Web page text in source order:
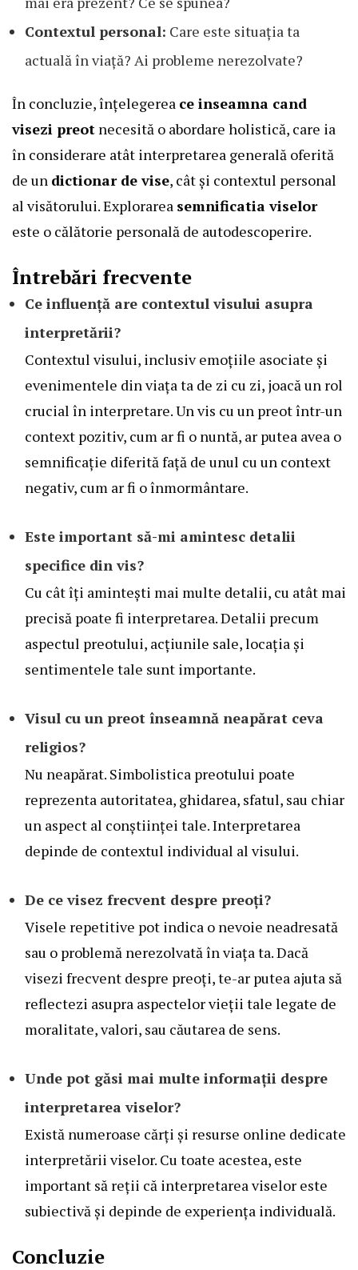
Contextul personal: Care este situația ta
actuală în viață? Ai probleme nerezolvate?
În concluzie, înțelegerea ce inseamna cand
visezi preot necesită o abordare holistică, care ia
în considerare atât interpretarea generală oferită
de un dictionar de vise, cât și contextul personal
al visătorului. Explorarea semnificatia viselor
este o călătorie personală de autodescoperire.
Întrebări frecvente
Ce influență are contextul visului asupra
interpretării?
Contextul visului, inclusiv emoțiile asociate și
evenimentele din viața ta de zi cu zi, joacă un rol
crucial în interpretare. Un vis cu un preot într-un
context pozitiv, cum ar fi o nuntă, ar putea avea o
semnificație diferită față de unul cu un context
negativ, cum ar fi o înmormântare.
Este important să-mi amintesc detalii
specifice din vis?
Cu cât îți amintești mai multe detalii, cu atât mai
precisă poate fi interpretarea. Detalii precum
aspectul preotului, acțiunile sale, locația și
sentimentele tale sunt importante.
Visul cu un preot înseamnă neapărat ceva
religios?
Nu neapărat. Simbolistica preotului poate
reprezenta autoritatea, ghidarea, sfatul, sau chiar
un aspect al conștiinței tale. Interpretarea
depinde de contextul individual al visului.
De ce visez frecvent despre preoți?
Visele repetitive pot indica o nevoie neadresată
sau o problemă nerezolvată în viața ta. Dacă
visezi frecvent despre preoți, te-ar putea ajuta să
reflectezi asupra aspectelor vieții tale legate de
moralitate, valori, sau căutarea de sens.
Unde pot găsi mai multe informații despre
interpretarea viselor?
Există numeroase cărți și resurse online dedicate
interpretării viselor. Cu toate acestea, este
important să reții că interpretarea viselor este
subiectivă și depinde de experiența individuală.
Concluzie